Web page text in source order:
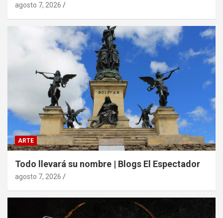
agosto 7, 2026
ARTE
Todo llevará su nombre | Blogs El Espectador
agosto 7, 2026